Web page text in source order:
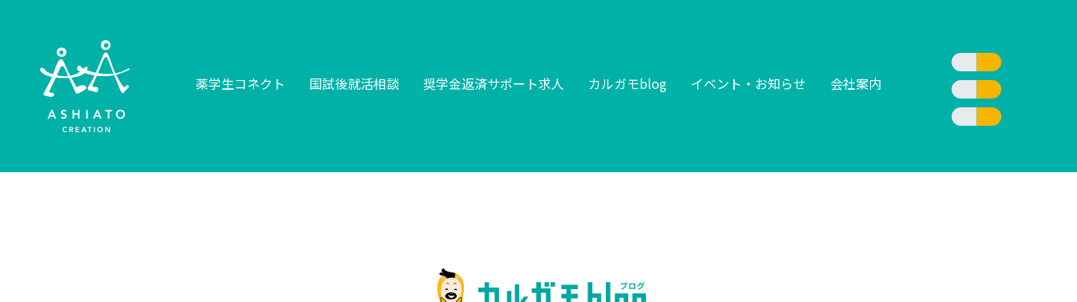
薬学生コネクト 国試後就活相談 奨学金返済サポート求人 カルガモblog イベント・お知らせ 会社案内